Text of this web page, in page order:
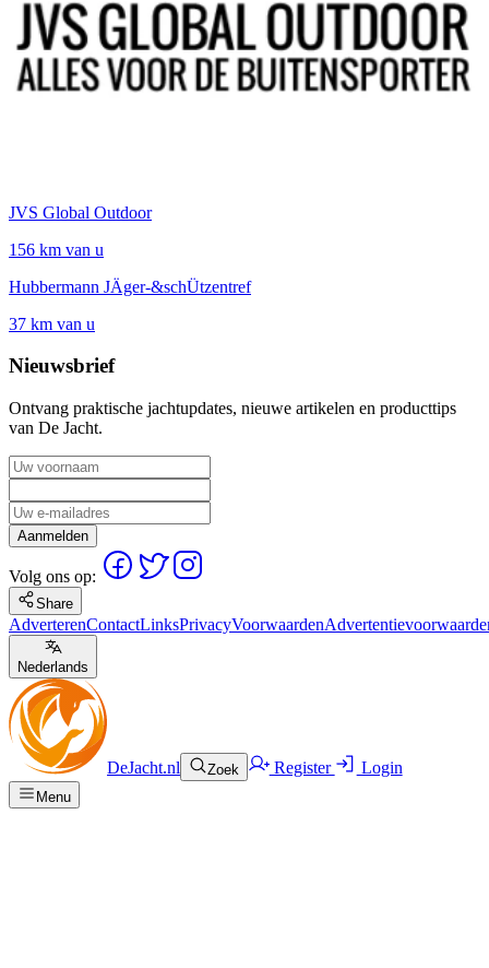
JVS Global Outdoor
156 km van u
Hubbermann JÄger-&schÜtzentref
37 km van u
Nieuwsbrief
Ontvang praktische jachtupdates, nieuwe artikelen en producttips
van De Jacht.
Aanmelden
Volg ons op:
Share
AdverterenContactLinksPrivacyVoorwaarden
Nederlands
DeJacht.nl Zoek Register Login
Menu